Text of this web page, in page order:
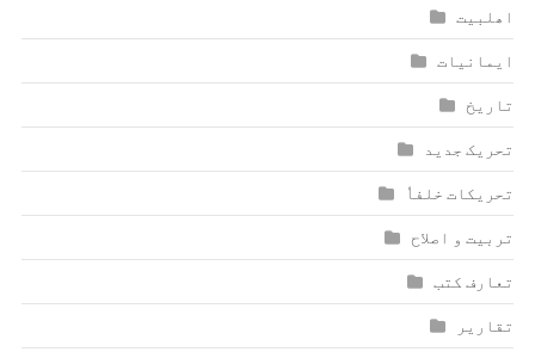
اھلبیت
ایمانیات
تاریخ
تحریک جدید
تحریکات خلفاٗ
تربیت و اصلاح
تعارف کتب
تقاریر